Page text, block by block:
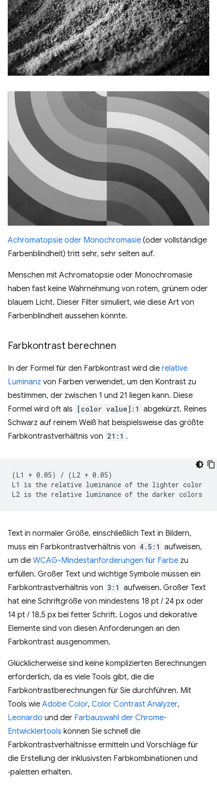
Achromatopsie oder Monochromasie (oder vollständige
Farbenblindheit) tritt sehr, sehr selten auf.
Menschen mit Achromatopsie oder Monochromasie
haben fast keine Wahrnehmung von rotem, grünem oder
blauem Licht. Dieser Filter simuliert, wie diese Art von
Farbenblindheit aussehen könnte.
Farbkontrast berechnen
In der Formel für den Farbkontrast wird die relative
Luminanz von Farben verwendet, um den Kontrast zu
bestimmen, der zwischen 1 und 21 liegen kann. Diese
Formel wird oft als
[color value]:1 abgekürzt. Reines
Schwarz auf reinem Weiß hat beispielsweise das größte
Farbkontrastverhältnis von 21:1 .
(L1 + 0.05) / (L2 + 0.05)
L1 is the relative luminance of the lighter color
Text in normaler Größe, einschließlich Text in Bildern,
muss ein Farbkontrastverhältnis von 4.5:1 aufweisen,
um die WCAG-Mindestanforderungen für Farbe zu
erfüllen. Großer Text und wichtige Symbole müssen ein
Farbkontrastverhältnis von 3:1 aufweisen. Großer Text
hat eine Schriftgröße von mindestens 18 pt / 24 px oder
14 pt / 18,5 px bei fetter Schrift. Logos und dekorative
Elemente sind von diesen Anforderungen an den
Farbkontrast ausgenommen.
Glücklicherweise sind keine komplizierten Berechnungen
erforderlich, da es viele Tools gibt, die die
Farbkontrastberechnungen für Sie durchführen. Mit
Tools wie Adobe Color, Color Contrast Analyzer,
Leonardo und der Farbauswahl der Chrome-
Entwicklertools können Sie schnell die
Farbkontrastverhältnisse ermitteln und Vorschläge für
die Erstellung der inklusivsten Farbkombinationen und
‑paletten erhalten.